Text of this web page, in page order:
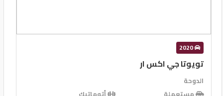
2020
تويوتا جي اكس ار
الدوحة